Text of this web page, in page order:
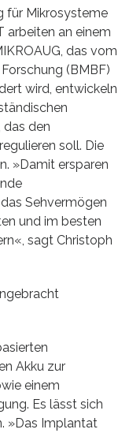
für Mikrosysteme
arbeiten an einem
das vom
(BMBF)
wird, entwickeln
das den
soll. Die
»Damit ersparen
Sehvermögen
und im besten
sagt Christoph
Akku zur
einem
Es lässt sich
»Das Implantat